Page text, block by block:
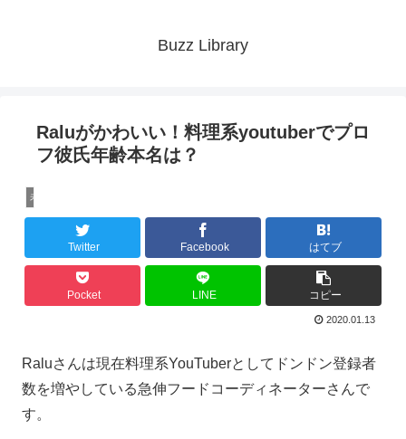
Buzz Library
Raluがかわいい！料理系youtuberでプロ
フ彼氏年齢本名は？
未分類
Twitter Facebook はてブ
Pocket LINE コピー
2020.01.13
Raluさんは現在料理系YouTuberとしてドンドン登録者
数を増やしている急伸フードコーディネーターさんで
す。